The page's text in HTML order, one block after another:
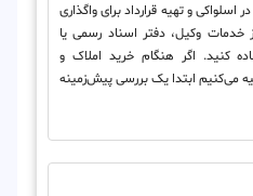
و تهیه قرارداد برای واگذاری
خدمات وکیل، دفتر اسناد رسمی یا
کنید. اگر هنگام خرید املاک و
می‌کنیم ابتدا یک بررسی پیش‌زمینه